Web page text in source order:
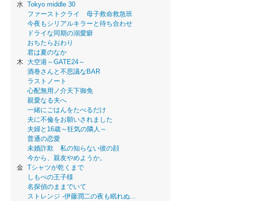
水 Tokyo middle 30
ファーストクライ 母子救命救急班
今夜もシリアルキラーと待ち合わせ
ドライな同期の溺愛癖
おちたらおわり
君は夏のなか
木
大空港～GATE24～
酒巻さんと不思議なBAR
ラストノート
心配無用ノ介天下御免
親愛なる夫へ
一緒にごはんをたべるだけ
夫に不倫をお願いされました
夫婦と16歳～狂気の隣人～
普通の恋愛
未婚詐欺 私の知らない彼の顔
今から、親友やめようか。
金 Tシャツが乾くまで
しもべの王子様
名探偵のままでいて
ストレンジ -伊藤潤二の夜も眠れぬ...